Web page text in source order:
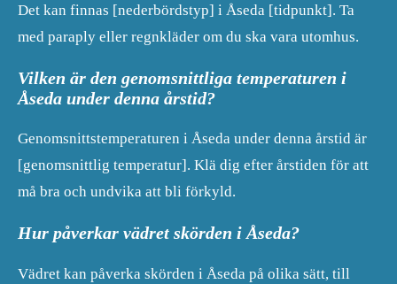
Det kan finnas [nederbördstyp] i Åseda [tidpunkt]. Ta
med paraply eller regnkläder om du ska vara utomhus.
Vilken är den genomsnittliga temperaturen i
Åseda under denna årstid?
Genomsnittstemperaturen i Åseda under denna årstid är
[genomsnittlig temperatur]. Klä dig efter årstiden för att
må bra och undvika att bli förkyld.
Hur påverkar vädret skörden i Åseda?
Vädret kan påverka skörden i Åseda på olika sätt, till